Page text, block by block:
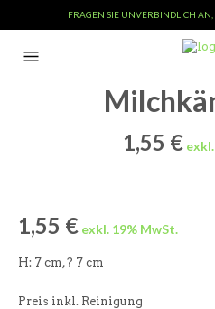
FRAGEN SIE UNVERBINDLICH AN,
1,55 €
1,55 €
H: 7 cm, ? 7 cm
Preis inkl. Reinigung